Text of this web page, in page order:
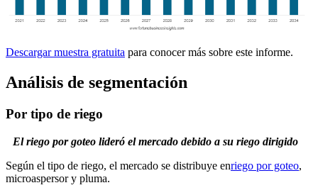
Descargar muestra gratuita para conocer más sobre este informe.
Análisis de segmentación
Por tipo de riego
El riego por goteo lideró el mercado debido a su riego dirigido
Según el tipo de riego, el mercado se distribuye enriego por goteo,
microaspersor y pluma.